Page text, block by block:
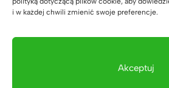
i w każdej chwili zmienić swoje preferencje.
Akceptuj
18 lipca 2026
pracy dla 4 osób w